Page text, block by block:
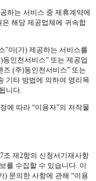
하는 서비스 중 제휴계약에
해당 제공업체에 귀속합
”이(가) 제공하는 서비스를
인천서비스” 또는 제공업
(주)동인천서비스” 또는
기타 방법에 의하여 영리목
니다.
에 따라 “이용자”의 저작물
제2항의 신청서기재사항
를 수집할 수 있습니다. 이
) 문의한 사항에 관해 “이용